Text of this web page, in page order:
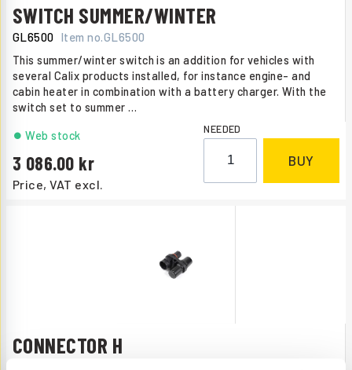
SWITCH SUMMER/WINTER
GL6500 Item no.GL6500
This summer/winter switch is an addition for vehicles with
several Calix products installed, for instance engine- and
cabin heater in combination with a battery charger. With the
switch set to summer…
Price, VAT excl.
3 086.00
Web stock NEEDED
BUY
CONNECTOR H